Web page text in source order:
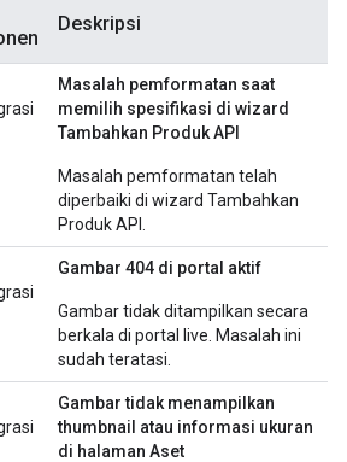
Deskripsi
Masalah pemformatan saat
memilih spesifikasi di wizard
Tambahkan Produk API
Masalah pemformatan telah
diperbaiki di wizard Tambahkan
Produk API.
Gambar 404 di portal aktif
Gambar tidak ditampilkan secara
berkala di portal live. Masalah ini
sudah teratasi.
Gambar tidak menampilkan
thumbnail atau informasi ukuran
di halaman Aset